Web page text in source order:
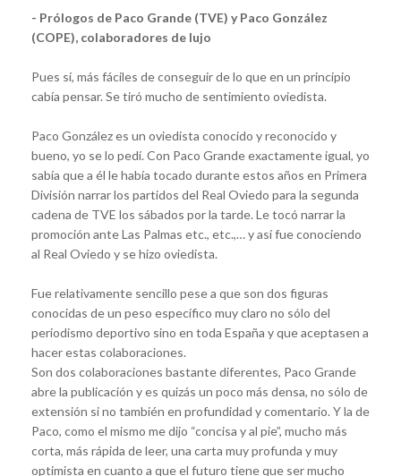
- Prólogos de Paco Grande (TVE) y Paco González
(COPE), colaboradores de lujo
Pues sí, más fáciles de conseguir de lo que en un principio
cabía pensar. Se tiró mucho de sentimiento oviedista.
Paco González es un oviedista conocido y reconocido y
bueno, yo se lo pedí. Con Paco Grande exactamente igual, yo
sabía que a él le había tocado durante estos años en Primera
División narrar los partidos del Real Oviedo para la segunda
cadena de TVE los sábados por la tarde. Le tocó narrar la
promoción ante Las Palmas etc., etc.,… y así fue conociendo
al Real Oviedo y se hizo oviedista.
Fue relativamente sencillo pese a que son dos figuras
conocidas de un peso específico muy claro no sólo del
periodismo deportivo sino en toda España y que aceptasen a
hacer estas colaboraciones.
Son dos colaboraciones bastante diferentes, Paco Grande
abre la publicación y es quizás un poco más densa, no sólo de
extensión si no también en profundidad y comentario. Y la de
Paco, como el mismo me dijo “concisa y al pie”, mucho más
corta, más rápida de leer, una carta muy profunda y muy
optimista en cuanto a que el futuro tiene que ser mucho